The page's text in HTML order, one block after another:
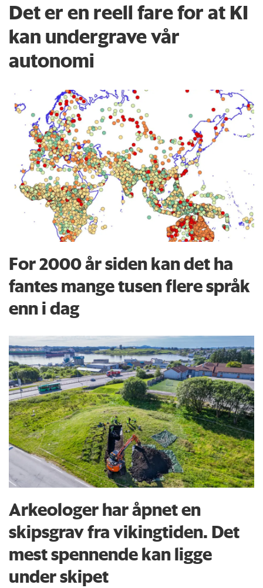
Det er en reell fare for at KI
kan undergrave vår
autonomi
For 2000 år siden kan det ha
fantes mange tusen flere språk
enn i dag
Arkeologer har åpnet en
skipsgrav fra vikingtiden. Det
mest spennende kan ligge
under skipet